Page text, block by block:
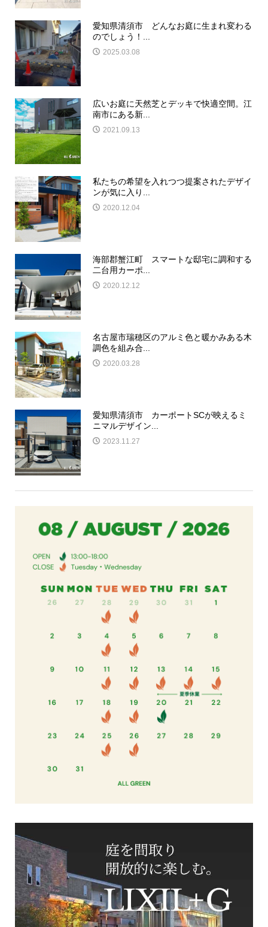
愛知県清須市 どんなお庭に生まれ変わる
のでしょう！...
2025.03.08
広いお庭に天然芝とデッキで快適空間。江
南市にある新...
2021.09.13
私たちの希望を入れつつ提案されたデザイ
ンが気に入り...
2020.12.04
海部郡蟹江町 スマートな邸宅に調和する
二台用カーポ...
2020.12.12
名古屋市瑞穂区のアルミ色と暖かみある木
調色を組み合...
2020.03.28
愛知県清須市 カーポートSCが映えるミ
ニマルデザイン...
2023.11.27